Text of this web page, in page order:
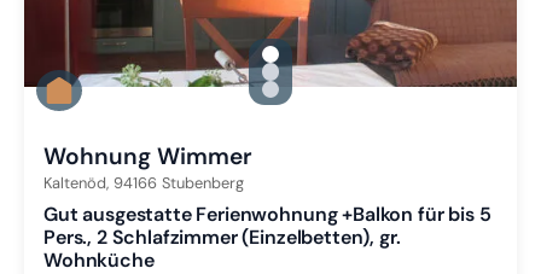
gallery.slide_selector
Zu Slide 1 wechseln
Zu Slide 2 wechseln
Zu Slide 3 wechseln
Wohnung Wimmer
Kaltenöd, 94166 Stubenberg
Gut ausgestatte Ferienwohnung +Balkon für bis 5
Pers., 2 Schlafzimmer (Einzelbetten), gr.
Wohnküche